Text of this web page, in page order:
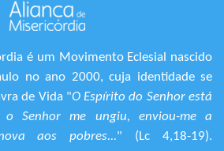
é um Movimento Eclesial nascido
no ano 2000, cuja identidade se
de Vida "O Espírito do Senhor está
o Senhor me ungiu, enviou-me a
aos pobres..." (Lc 4,18-19).